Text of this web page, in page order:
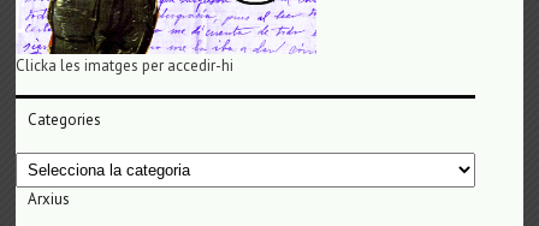
Clicka les imatges per accedir-hi
Categories
Categories
Arxius